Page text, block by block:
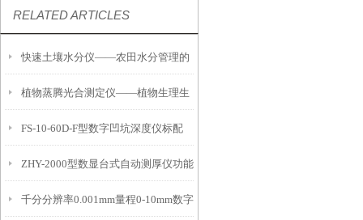
RELATED ARTICLES
快速土壤水分仪——农田水分管理的
便携式检测工具
植物蒸腾光合测定仪——植物生理生
态的实时监测设备
FS-10-60D-F型数字凹坑深度仪标配
IP54级表头分辨率0.01mm量程
10mm！
ZHY-2000型数显台式自动测厚仪功能
特点
千分分辨率0.001mm量程0-10mm数字